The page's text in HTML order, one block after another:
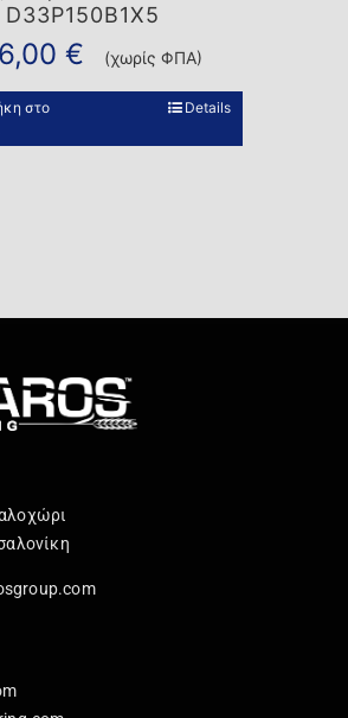
D33P150B1X5
€ (χωρίς ΦΠΑ)
στο
Details